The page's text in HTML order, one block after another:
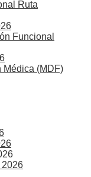
Ruta
Funcional
Médica (MDF)